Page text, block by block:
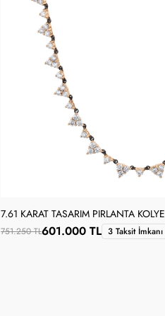
7.61 KARAT TASARIM PIRLANTA KOLYE
751.250 TL601.000 TL 3 Taksit İmkanı